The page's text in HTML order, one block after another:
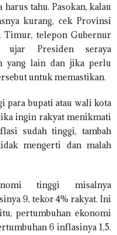
tahu. Pasokan, kalau
kurang, cek Provinsi
Timur, telepon Gubernur
ujar Presiden seraya
yang lain dan jika perlu
untuk memastikan.
para bupati atau wali kota
ingin rakyat menikmati
sudah tinggi, tambah
mengerti dan malah
tinggi misalnya
9, tekor 4% rakyat. Ini
pertumbuhan ekonomi
6 inflasinya 1,5.